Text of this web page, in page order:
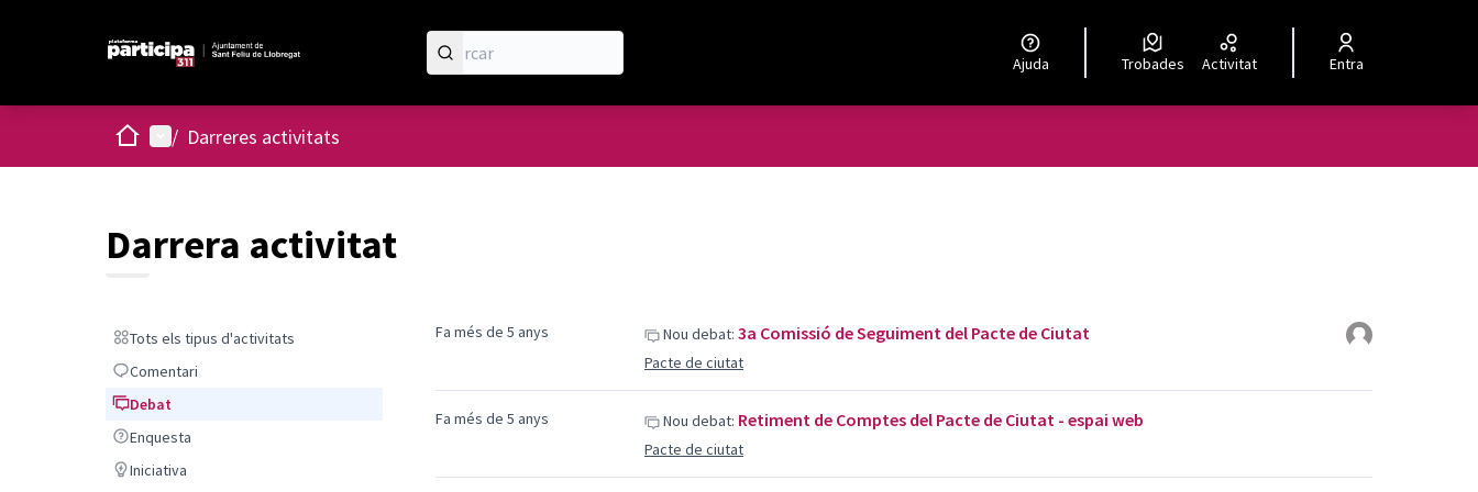
Ajuda Trobades Activitat Entra
Inici Menú principal
/ Darreres activitats
Darrera activitat
Tots els tipus d'activitats
Tots els tipus d'activitats
Comentari
Comentari
DebatDebat
Enquesta
Enquesta
Iniciativa
Iniciativa
Fa més de 5 anys Nou debat: 3a Comissió de Seguiment del Pacte de Ciutat
Pacte de ciutat
Fa més de 5 anys Nou debat: Retiment de Comptes del Pacte de Ciutat - espai web
Pacte de ciutat